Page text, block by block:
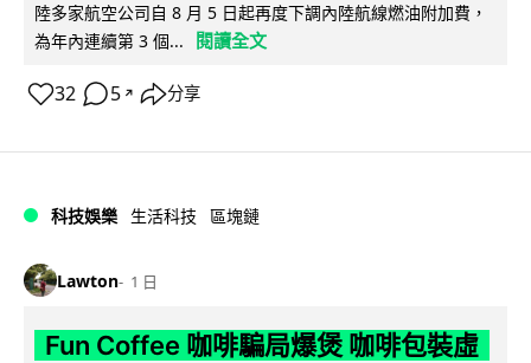
陸多家航空公司自 8 月 5 日起再度下調內陸航線燃油附加費，
為年內連續第 3 個...
閱讀全文
32 5 ↗ 分享
科技娛樂 生活科技 區塊鏈
Lawton 1 日
Fun Coffee 咖啡騙局爆煲 咖啡包裝虛